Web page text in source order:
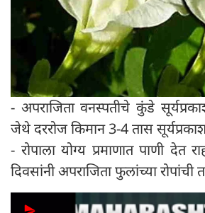
- अपराजिता वनस्पतीचे कुंडे
जेथे दररोज किमान 3-4 तास
- रोपाला योग्य प्रमाणात पाणी देत
दिवसांनी अपराजिता फुलांच्या रोपांची